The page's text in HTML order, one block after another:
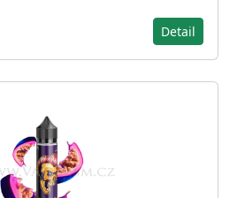
Detail